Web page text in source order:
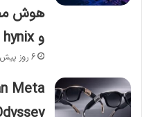
هوش
و SK hynix
6 روز پیش